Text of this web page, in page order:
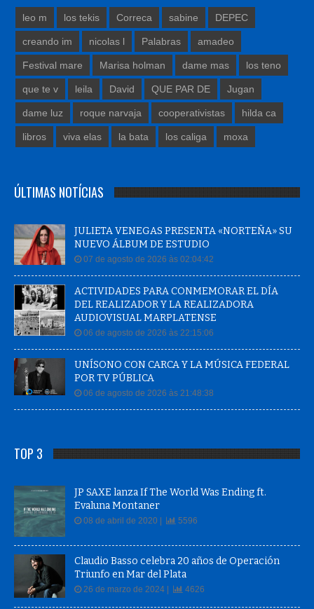
leo m los tekis Correca sabine DEPEC
creando im nicolas l Palabras amadeo
Festival mare Marisa holman dame mas los teno
que te v leila David QUE PAR DE Jugan
dame luz roque narvaja cooperativistas hilda ca
libros viva elas la bata los caliga moxa
ÚLTIMAS NOTÍCIAS
JULIETA VENEGAS PRESENTA «NORTEÑA» SU
NUEVO ÁLBUM DE ESTUDIO
07 de agosto de 2026 às 02:04:42
ACTIVIDADES PARA CONMEMORAR EL DÍA
DEL REALIZADOR Y LA REALIZADORA
AUDIOVISUAL MARPLATENSE
06 de agosto de 2026 às 22:15:06
UNÍSONO CON CARCA Y LA MÚSICA FEDERAL
POR TV PÚBLICA
06 de agosto de 2026 às 21:48:38
TOP 3
JP SAXE lanza If The World Was Ending ft.
Evaluna Montaner
08 de abril de 2020 | 5596
Claudio Basso celebra 20 años de Operación
Triunfo en Mar del Plata
26 de marzo de 2024 | 4626